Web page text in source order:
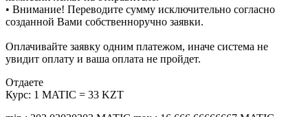
• Внимание! Переводите сумму исключительно согласно
созданной Вами собственноручно заявки.
Оплачивайте заявку одним платежом, иначе система не
увидит оплату и ваша оплата не пройдет.
Отдаете
Курс: 1 MATIC = 33 KZT